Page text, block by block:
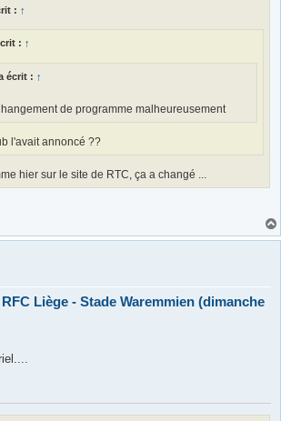
: ↑
: ↑
écrit : ↑
de programme malheureusement
l'avait annoncé ??
hier sur le site de RTC, ça a changé ...
Liège - Stade Waremmien (dimanche